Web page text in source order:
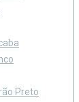
Preto